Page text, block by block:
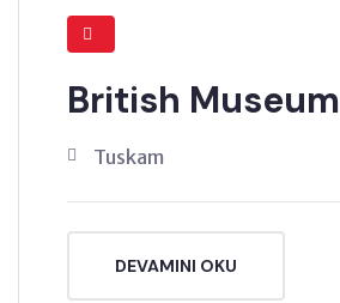
British Museum
Tuskam
DEVAMINI OKU